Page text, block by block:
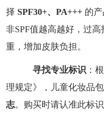
择 SPF30+、PA+++的产
非SPF值越高越好，过
重，增加皮肤负担。
寻找专业标识 ：
理规定》，儿童化妆品
志。购买时请认准此标